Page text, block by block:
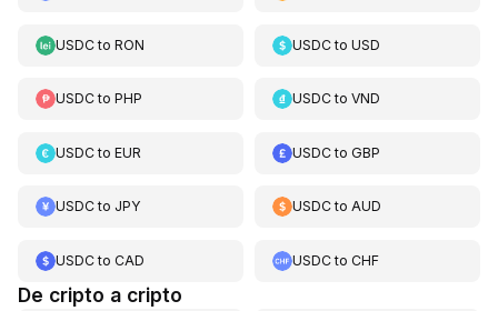
USDCto RON USDCtoUSD
USDCto PHP USDCtoVND
USDCto EUR USDCtoGBP
USDCto JPY USDCtoAUD
USDCto CAD USDCtoCHF
De cripto a cripto